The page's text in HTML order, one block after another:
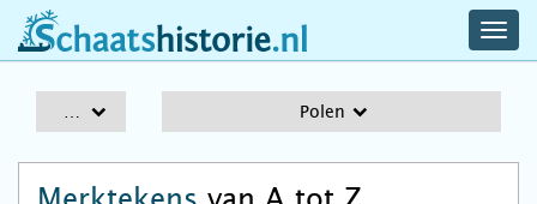
schaatshistorie.nl
Polen